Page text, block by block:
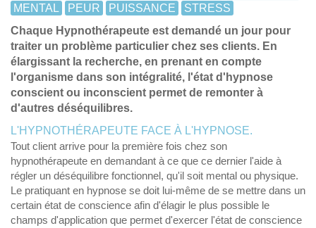
MENTAL
PEUR PUISSANCE
STRESS
Chaque Hypnothérapeute est demandé un jour pour
traiter un problème particulier chez ses clients. En
élargissant la recherche, en prenant en compte
l'organisme dans son intégralité, l'état d'hypnose
conscient ou inconscient permet de remonter à
d'autres déséquilibres.
L'HYPNOTHÉRAPEUTE FACE À L'HYPNOSE.
Tout client arrive pour la première fois chez son
hypnothérapeute en demandant à ce que ce dernier l'aide à
régler un déséquilibre fonctionnel, qu'il soit mental ou physique.
Le pratiquant en hypnose se doit lui-même de se mettre dans un
certain état de conscience afin d'élagir le plus possible le
champs d'application que permet d'exercer l'état de conscience